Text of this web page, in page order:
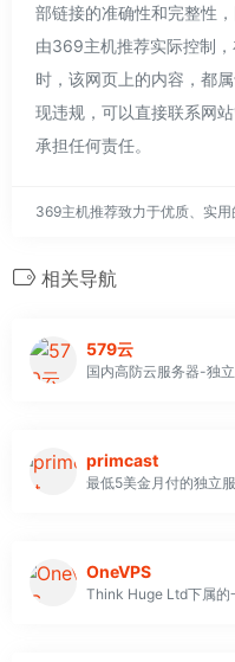
部链接的准确性和完整性
由369主机推荐实际控制
时，该网页上的内容，都
现违规，可以直接联系网
承担任何责任。
369主机推荐致力于优质、实用
相关导航
579云
primcast
OneVPS
Think Huge Ltd下属的